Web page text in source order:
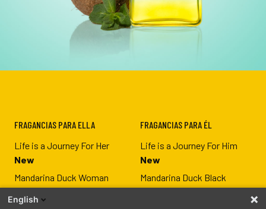
FRAGANCIAS PARA ELLA
Life is a Journey For Her
New
Mandarina Duck Woman
Mandarina Duck For Her
FRAGANCIAS PARA ÉL
Life is a Journey For Him
New
Mandarina Duck Black
English